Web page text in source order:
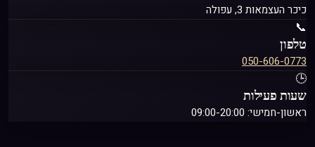
כיכר העצמאות 3, עפולה
📞
טלפון
050-606-0773
🕒
שעות פעילות
ראשון-חמישי: 09:00-20:00